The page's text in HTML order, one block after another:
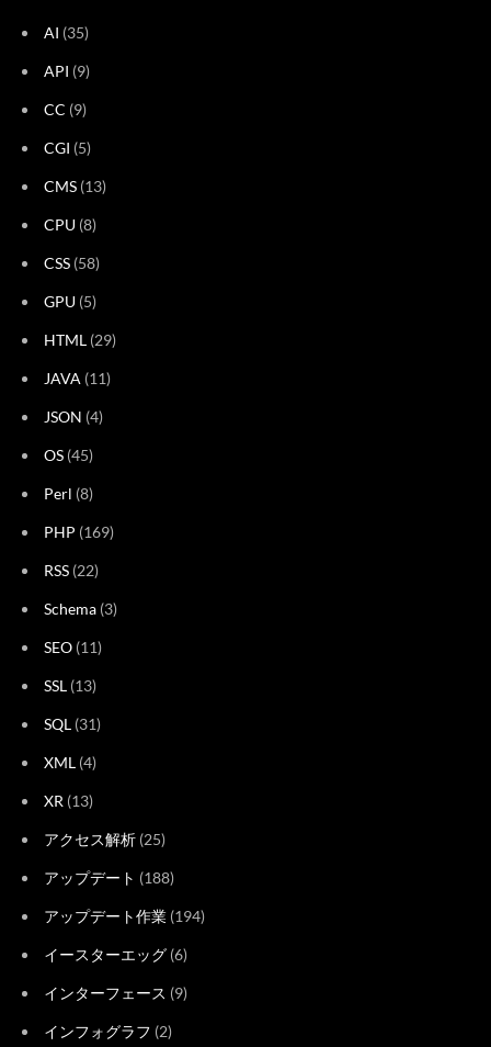
AI (35)
API (9)
CC (9)
CGI (5)
CMS (13)
CPU (8)
CSS (58)
GPU (5)
HTML (29)
JAVA (11)
JSON (4)
OS (45)
Perl (8)
PHP (169)
RSS (22)
Schema (3)
SEO (11)
SSL (13)
SQL (31)
XML (4)
XR (13)
アクセス解析 (25)
アップデート (188)
アップデート作業 (194)
イースターエッグ (6)
インターフェース (9)
インフォグラフ (2)